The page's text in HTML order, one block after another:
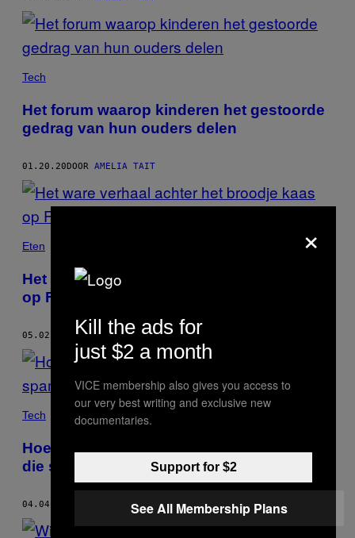
Tech
Het forum waarop kinderen het gestoorde
gedrag van hun ouders delen
01.20.20DOOR AMELIA TAIT
Eten
Het ware verhaal achter het broodje kaas
op Fyre Festival
05.02.19 DOORAMELIA TAIT
Tech
Hoe mensen geld binnenscheppen met
die spammende pornobots op Instagram
04.04.19 AMELIA TAIT
×
Kill the ads for
just $2 a month
VICE membership also gives you access to
our very best writing and exclusive new
documentaries.
Support for $2
See All Membership Plans